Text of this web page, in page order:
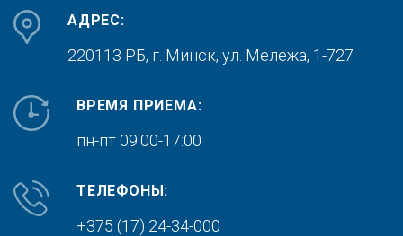
АДРЕС:
220113 РБ, г. Минск, ул. Мележа, 1-727
ВРЕМЯ ПРИЕМА:
пн-пт 09:00-17:00
ТЕЛЕФОНЫ:
+375 (17) 24-34-000